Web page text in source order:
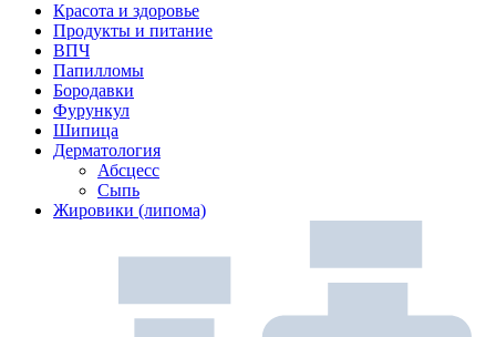
Красота и здоровье
Продукты и питание
ВПЧ
Папилломы
Бородавки
Фурункул
Шипица
Дерматология
Абсцесс
Сыпь
Жировики (липома)